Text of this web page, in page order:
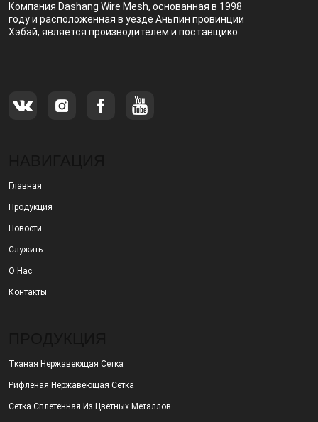
Компания Dashang Wire Mesh, основанная в 1998
году и расположенная в уезде Аньпин провинции
Хэбэй, является производителем и поставщиком,
Главная
Продукция
Новости
Служить
О Нас
Контакты
Тканая Нержавеющая Сетка
Рифленая Нержавеющая Сетка
Сетка Сплетенная Из Цветных Металлов